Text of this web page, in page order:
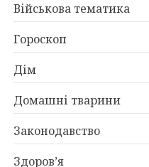
Військова тематика
Гороскоп
Дім
Домашні тварини
Законодавство
Здоров’я